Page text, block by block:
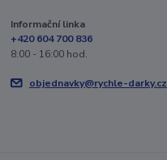
Informační linka
+420 604 700 836
8:00 - 16:00 hod.
objednavky@rychle-darky.cz